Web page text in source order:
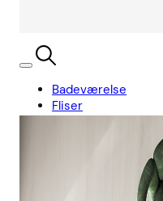
Badeværelse
Fliser